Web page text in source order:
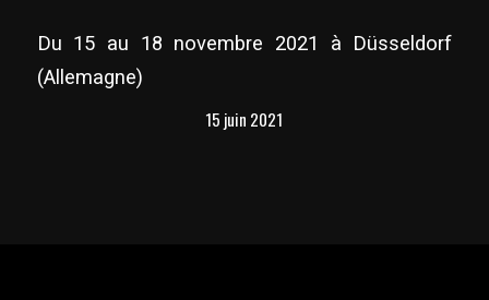
Du 15 au 18 novembre 2021 à Düsseldorf
(Allemagne)
15 juin 2021